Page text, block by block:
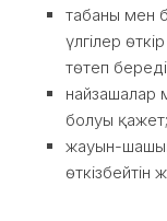
табаны мен
үлгілер
төтеп
найзашалар
болуы қажет;
жауын-
өткізбейтін